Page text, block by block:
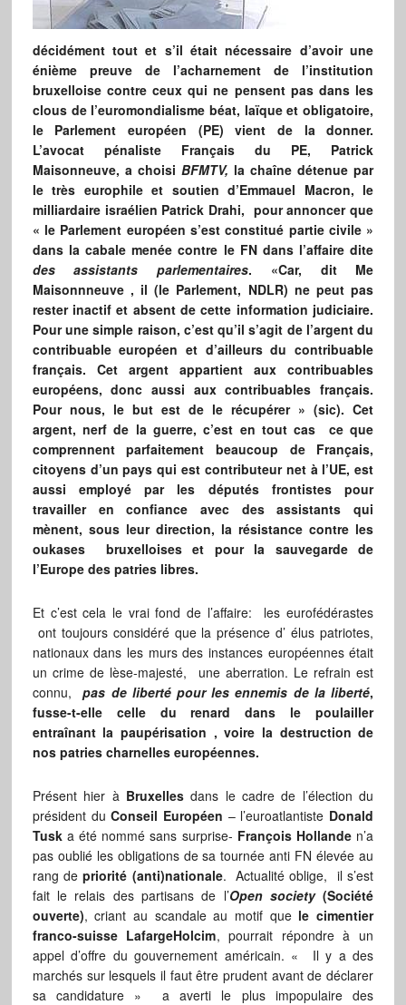
décidément tout et s’il était nécessaire d’avoir une
énième preuve de l’acharnement de l’institution
bruxelloise contre ceux qui ne pensent pas dans les
clous de l’euromondialisme béat, laïque et obligatoire,
le Parlement européen (PE) vient de la donner.
L’avocat pénaliste Français du PE, Patrick
Maisonneuve, a choisi BFMTV, la chaîne détenue par
le très europhile et soutien d’Emmauel Macron, le
milliardaire israélien Patrick Drahi, pour annoncer que
« le Parlement européen s’est constitué partie civile »
dans la cabale menée contre le FN dans l’affaire dite
des assistants parlementaires. «Car, dit Me
Maisonnneuve , il (le Parlement, NDLR) ne peut pas
rester inactif et absent de cette information judiciaire.
Pour une simple raison, c’est qu’il s’agit de l’argent du
contribuable européen et d’ailleurs du contribuable
français. Cet argent appartient aux contribuables
européens, donc aussi aux contribuables français.
Pour nous, le but est de le récupérer » (sic). Cet
argent, nerf de la guerre, c’est en tout cas ce que
comprennent parfaitement beaucoup de Français,
citoyens d’un pays qui est contributeur net à l’UE, est
aussi employé par les députés frontistes pour
travailler en confiance avec des assistants qui
mènent, sous leur direction, la résistance contre les
oukasesbruxelloises et pour la sauvegarde de
l’Europe des patries libres.
Et c’est cela le vrai fond de l’affaire: les eurofédérastes
ont toujours considéré que la présence d’ élus patriotes,
nationaux dans les murs des instances européennes était
un crime de lèse-majesté, une aberration. Le refrain est
connu,
pas de liberté pour les ennemis de la liberté,
fusse-t-elle celle du renard dans le poulailler
entraînant la paupérisation , voire la destruction de
nos patries charnelles européennes.
Présent hier à Bruxellesdans le cadre de l’élection du
président du Conseil Européen – l’euroatlantiste Donald
Tuska été nommé sans surprise- François Hollande n’a
pas oublié les obligations de sa tournée anti FN élevée au
rang de priorité (anti)nationale. Actualité oblige, il s’est
fait le relais des partisans de l’Open society(Société
ouverte), criant au scandale au motif quele cimentier
franco-suisse LafargeHolcim, pourrait répondre à un
appel d’offre du gouvernement américain. « Il y a des
marchés sur lesquels il faut être prudent avant de déclarer
sa candidature » a averti le plus impopulaire des